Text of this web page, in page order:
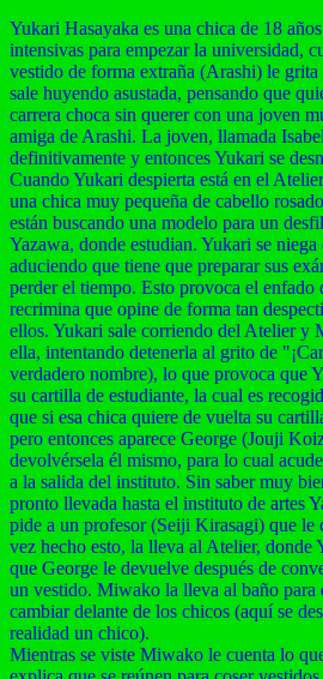
Yukari Hasayaka es una chica de 18
intensivas para empezar la universidad,
vestido de forma extraña (Arashi) le grita
sale huyendo asustada, pensando que
carrera choca sin querer con una joven
amiga de Arashi. La joven, llamada
definitivamente y entonces Yukari se
Cuando Yukari despierta está en el
una chica muy pequeña de cabello
están buscando una modelo para un
Yazawa, donde estudian. Yukari se niega
aduciendo que tiene que preparar sus
perder el tiempo. Esto provoca el enfado
recrimina que opine de forma tan
ellos. Yukari sale corriendo del Atelier y
ella, intentando detenerla al grito de
verdadero nombre), lo que provoca que
su cartilla de estudiante, la cual es
que si esa chica quiere de vuelta su
pero entonces aparece George (Jouji
devolvérsela él mismo, para lo cual
a la salida del instituto. Sin saber muy
pronto llevada hasta el instituto de artes
pide a un profesor (Seiji Kirasagi) que le
vez hecho esto, la lleva al Atelier, donde
que George le devuelve después de
un vestido. Miwako la lleva al baño para
cambiar delante de los chicos (aquí se
realidad un chico).
Mientras se viste Miwako le cuenta lo